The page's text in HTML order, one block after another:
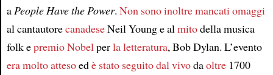
aPeople Have the Power. Non sono inoltre mancatiomaggi
al cantautorecanadeseNeil Young e almitodella musica
folk epremio Nobelperla letteratura, Bob Dylan. L’evento
era molto attesoedè stato seguito dal vivodaoltre1700